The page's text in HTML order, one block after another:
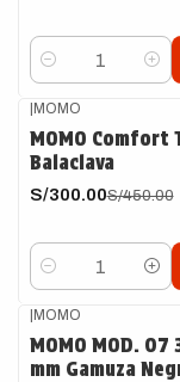
Cantidad
|MOMO
MOMO Comfort
Balaclava
S/300.00S/450.00
Cantidad
|MOMO
MOMO MOD. 07
mm Gamuza